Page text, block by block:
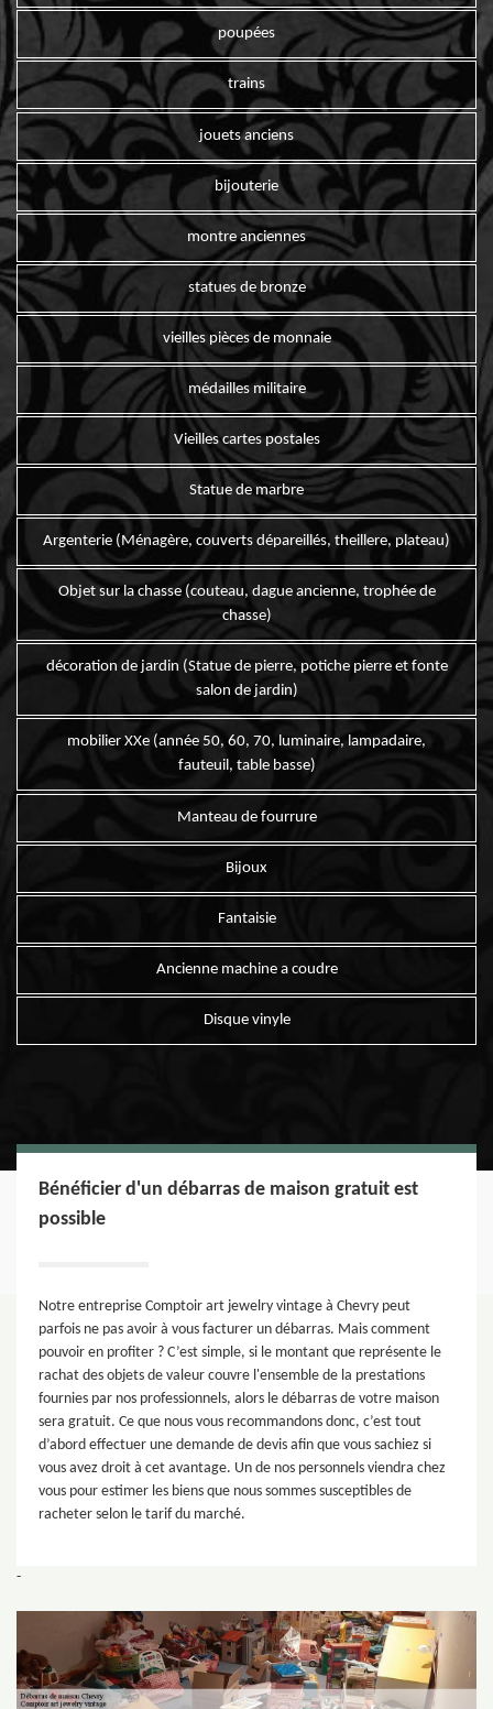
poupées
trains
jouets anciens
bijouterie
montre anciennes
statues de bronze
vieilles pièces de monnaie
médailles militaire
Vieilles cartes postales
Statue de marbre
Argenterie (Ménagère, couverts dépareillés, theillere, plateau)
Objet sur la chasse (couteau, dague ancienne, trophée de
chasse)
décoration de jardin (Statue de pierre, potiche pierre et fonte
salon de jardin)
mobilier XXe (année 50, 60, 70, luminaire, lampadaire,
fauteuil, table basse)
Manteau de fourrure
Bijoux
Fantaisie
Ancienne machine a coudre
Disque vinyle
Bénéficier d'un débarras de maison gratuit est
possible
Notre entreprise Comptoir art jewelry vintage à Chevry peut
parfois ne pas avoir à vous facturer un débarras. Mais comment
pouvoir en profiter ? C’est simple, si le montant que représente le
rachat des objets de valeur couvre l'ensemble de la prestations
fournies par nos professionnels, alors le débarras de votre maison
sera gratuit. Ce que nous vous recommandons donc, c’est tout
d’abord effectuer une demande de devis afin que vous sachiez si
vous avez droit à cet avantage. Un de nos personnels viendra chez
vous pour estimer les biens que nous sommes susceptibles de
racheter selon le tarif du marché.
-